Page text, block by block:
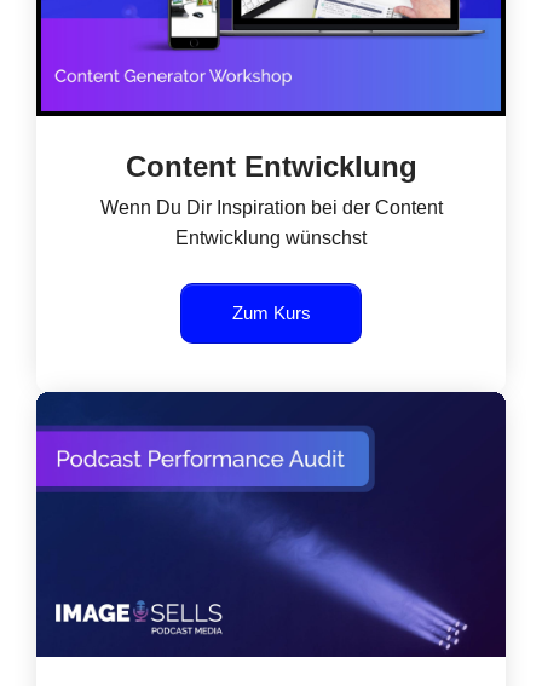
Content Entwicklung
Wenn Du Dir Inspiration bei der Content
Entwicklung wünschst
Zum Kurs